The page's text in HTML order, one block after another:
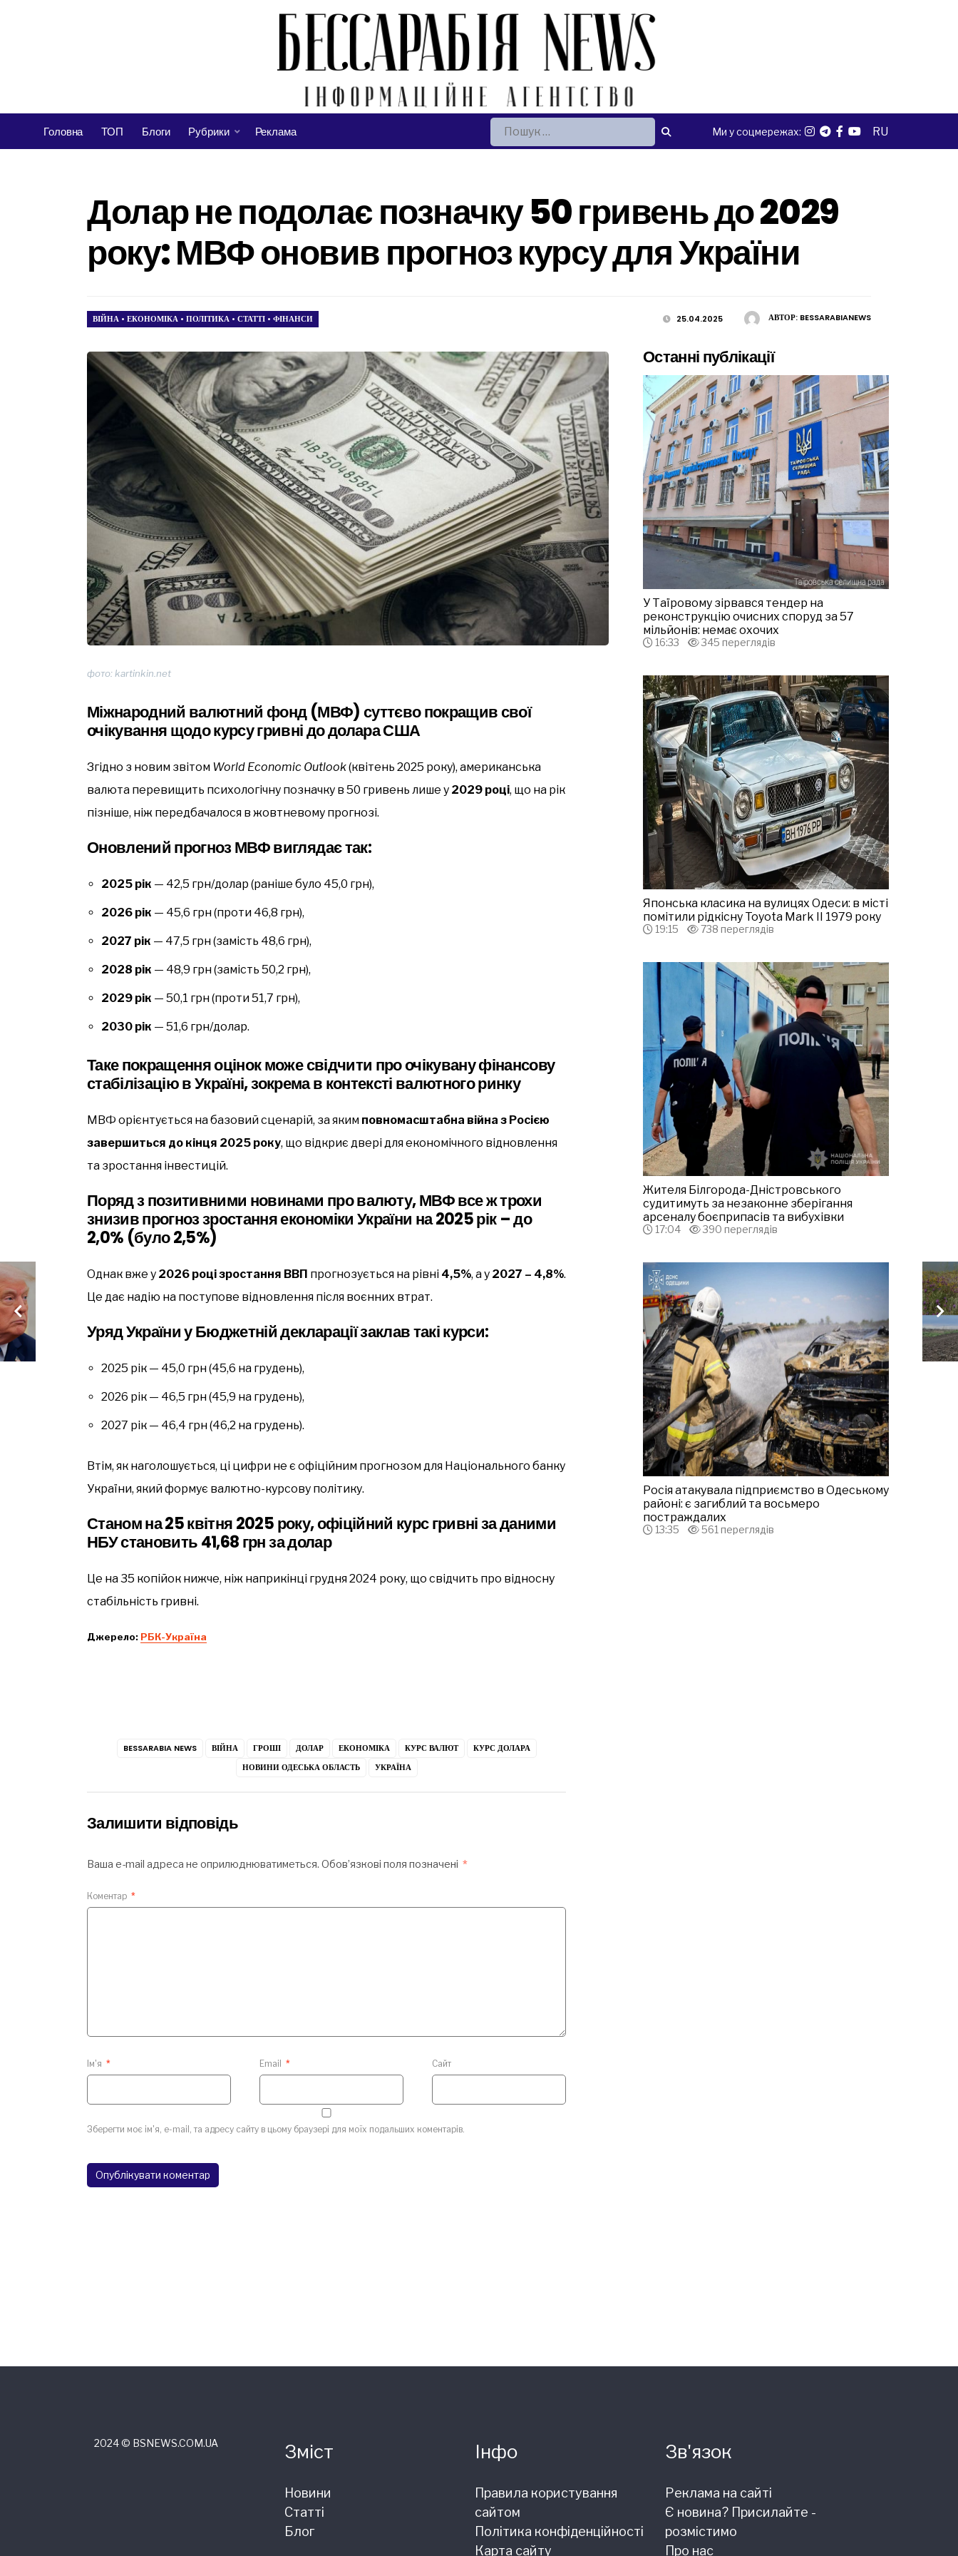
Головна ТОП Блоги Рубрики Реклама Пошук: Ми у соцмережах: RU
Долар не подолає позначку 50 гривень до 2029
року: МВФ оновив прогноз курсу для України
АВТОР: BESSARABIANEWS
25.04.2025
ВІЙНА • ЕКОНОМІКА • ПОЛІТИКА • СТАТТІ • ФІНАНСИ
фото: kartinkin.net
Міжнародний валютний фонд (МВФ) суттєво покращив свої
очікування щодо курсу гривні до долара США
Згідно з новим звітом World Economic Outlook(квітень 2025 року), американська
валюта перевищить психологічну позначку в 50 гривень лише у 2029 році, що на рік
пізніше, ніж передбачалося в жовтневому прогнозі.
Оновлений прогноз МВФ виглядає так:
2025 рік — 42,5 грн/долар (раніше було 45,0 грн),
2026 рік — 45,6 грн (проти 46,8 грн),
2027 рік — 47,5 грн (замість 48,6 грн),
2028 рік — 48,9 грн (замість 50,2 грн),
2029 рік — 50,1 грн (проти 51,7 грн),
2030 рік — 51,6 грн/долар.
Таке покращення оцінок може свідчити про очікувануфінансову
стабілізаціюв Україні, зокрема в контексті валютного ринку
МВФ орієнтується на базовий сценарій, за яким повномасштабна війна з Росією
завершиться до кінця 2025 року, що відкриє двері для економічного відновлення
та зростання інвестицій.
Поряд з позитивними новинами про валюту, МВФ все ж трохи
знизив прогноз зростання економіки України на 2025 рік – до
2,0% (було 2,5%)
Однак вже у 2026 році зростання ВВП прогнозується на рівні 4,5%, а у 2027 – 4,8%.
Це дає надію на поступове відновлення після воєнних втрат.
Уряд України у Бюджетній декларації заклав такі курси:
2025 рік — 45,0 грн (45,6 на грудень),
2026 рік — 46,5 грн (45,9 на грудень),
2027 рік — 46,4 грн (46,2 на грудень).
Втім, як наголошується, ці цифри не є офіційним прогнозом для Національного банку
України, який формує валютно-курсову політику.
Станом на25 квітня 2025 року, офіційний курс гривні за даними
НБУ становить41,68 грн за долар
Це на 35 копійок нижче, ніж наприкінці грудня 2024 року, що свідчить про відносну
стабільність гривні.
Джерело: РБК-Україна
BESSARABIA NEWS ВІЙНА ГРОШІ ДОЛАР ЕКОНОМІКА КУРС ВАЛЮТ
КУРС ДОЛАРА
НОВИНИ ОДЕСЬКА ОБЛАСТЬ
УКРАЇНА
Залишити відповідь
Ваша e-mail адреса не оприлюднюватиметься. Обов’язкові поля позначені *
Коментар *
Ім'я * Email * Сайт
Зберегти моє ім'я, e-mail, та адресу сайту в цьому браузері для моїх подальших коментарів.
Останні публікації
У Таїровому зірвався тендер на
реконструкцію очисних споруд за 57
мільйонів: немає охочих
16:33 345 переглядів
Японська класика на вулицях Одеси: в місті
помітили рідкісну Toyota Mark II 1979 року
19:15 738 переглядів
Жителя Білгорода-Дністровського
судитимуть за незаконне зберігання
арсеналу боєприпасів та вибухівки
17:04 390 переглядів
Росія атакувала підприємство в Одеському
районі: є загиблий та восьмеро
постраждалих
13:35 561 переглядів
2024 © ВSNEWS.COM.UA Зміст
Новини
Статті
Блог
Інфо
Правила користування
сайтом
Політика конфіденційності
Карта сайту
Зв'язок
Реклама на сайті
Є новина? Присилайте -
розмістимо
Про нас